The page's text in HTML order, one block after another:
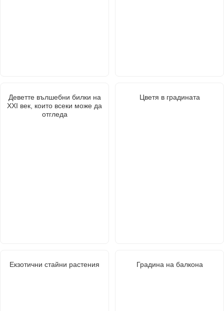
Деветте вълшебни билки на
XXI век, които всеки може да
отгледа
Цветя в градината
Екзотични стайни растения Градина на балкона